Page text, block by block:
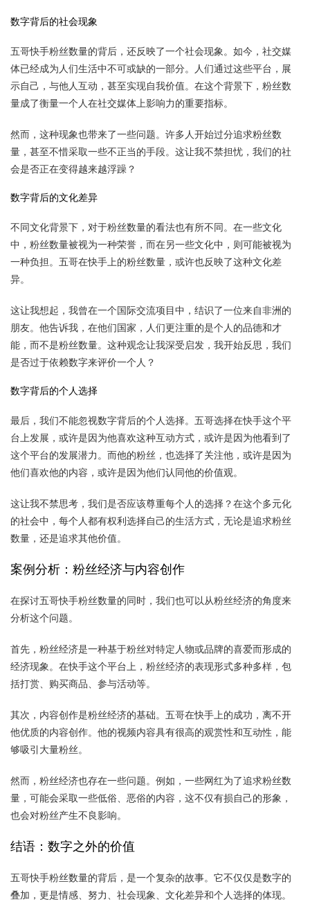
数字背后的社会现象
五哥快手粉丝数量的背后，还反映了一个社会现象。如今，社交媒
体已经成为人们生活中不可或缺的一部分。人们通过这些平台，展
示自己，与他人互动，甚至实现自我价值。在这个背景下，粉丝数
量成了衡量一个人在社交媒体上影响力的重要指标。
然而，这种现象也带来了一些问题。许多人开始过分追求粉丝数
量，甚至不惜采取一些不正当的手段。这让我不禁担忧，我们的社
会是否正在变得越来越浮躁？
数字背后的文化差异
不同文化背景下，对于粉丝数量的看法也有所不同。在一些文化
中，粉丝数量被视为一种荣誉，而在另一些文化中，则可能被视为
一种负担。五哥在快手上的粉丝数量，或许也反映了这种文化差
异。
这让我想起，我曾在一个国际交流项目中，结识了一位来自非洲的
朋友。他告诉我，在他们国家，人们更注重的是个人的品德和才
能，而不是粉丝数量。这种观念让我深受启发，我开始反思，我们
是否过于依赖数字来评价一个人？
数字背后的个人选择
最后，我们不能忽视数字背后的个人选择。五哥选择在快手这个平
台上发展，或许是因为他喜欢这种互动方式，或许是因为他看到了
这个平台的发展潜力。而他的粉丝，也选择了关注他，或许是因为
他们喜欢他的内容，或许是因为他们认同他的价值观。
这让我不禁思考，我们是否应该尊重每个人的选择？在这个多元化
的社会中，每个人都有权利选择自己的生活方式，无论是追求粉丝
数量，还是追求其他价值。
案例分析：粉丝经济与内容创作
在探讨五哥快手粉丝数量的同时，我们也可以从粉丝经济的角度来
分析这个问题。
首先，粉丝经济是一种基于粉丝对特定人物或品牌的喜爱而形成的
经济现象。在快手这个平台上，粉丝经济的表现形式多种多样，包
括打赏、购买商品、参与活动等。
其次，内容创作是粉丝经济的基础。五哥在快手上的成功，离不开
他优质的内容创作。他的视频内容具有很高的观赏性和互动性，能
够吸引大量粉丝。
然而，粉丝经济也存在一些问题。例如，一些网红为了追求粉丝数
量，可能会采取一些低俗、恶俗的内容，这不仅有损自己的形象，
也会对粉丝产生不良影响。
结语：数字之外的价值
五哥快手粉丝数量的背后，是一个复杂的故事。它不仅仅是数字的
叠加，更是情感、努力、社会现象、文化差异和个人选择的体现。